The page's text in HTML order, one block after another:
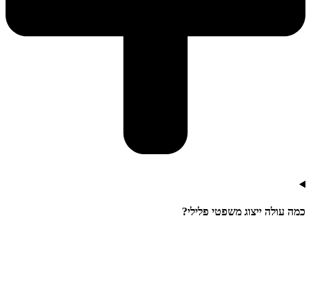
כמה עולה ייצוג משפטי פלילי?